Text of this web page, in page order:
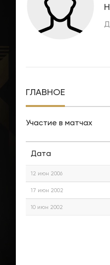
ГЛАВНОЕ
Участие в матчах
Дата
12 июн 2006
17 июн 2002
10 июн 2002